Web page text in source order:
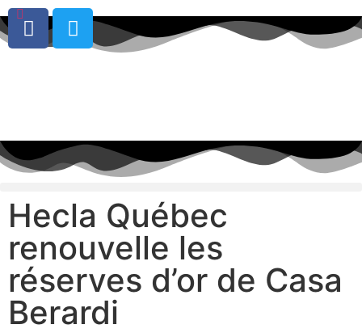
0
Hecla Québec
renouvelle les
réserves d’or de Casa
Berardi